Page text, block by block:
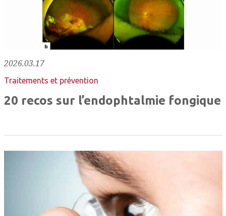
2026.03.17
Traitements et prévention
20 recos sur l’endophtalmie fongique